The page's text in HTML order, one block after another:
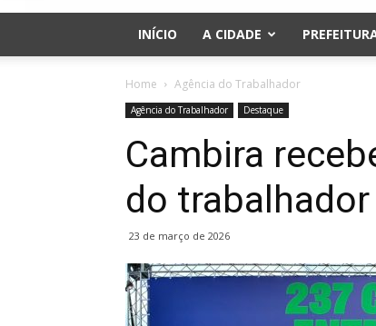
PR
INÍCIO
A CIDADE
Home Agência do Trabalhador
Agência do Trabalhador Destaque
Cambira
do trabalhador
23 de março de 2026